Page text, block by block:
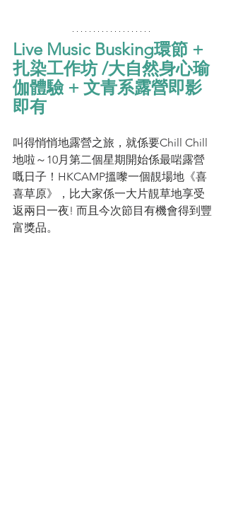
Live Music Busking環節 +
扎染工作坊 /大自然身心瑜
伽體驗 + 文青系露營即影
即有
叫得悄悄地露營之旅，就係要Chill Chill
地啦～10月第二個星期開始係最啱露營
嘅日子！HKCAMP搵嚟一個靚場地《喜
喜草原》，比大家係一大片靚草地享受
返兩日一夜! 而且今次節目有機會得到豐
富獎品。